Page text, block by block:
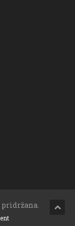
pridržana.